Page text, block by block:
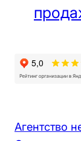
Агентство